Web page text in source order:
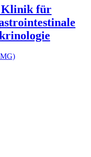
Klinik für